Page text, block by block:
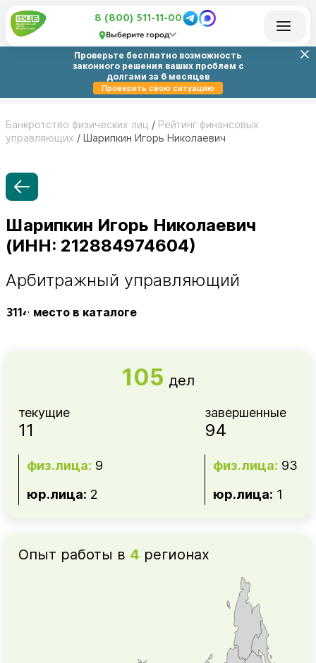
8 (800) 511-11-00
Выберите город
Проверьте бесплатно возможность
законного решения ваших проблем с
долгами за 6 месяцев
Проверить свою ситуацию
Банкротство физических лиц / Рейтинг финансовых
управляющих / Шарипкин Игорь Николаевич
Шарипкин Игорь Николаевич
(ИНН: 212884974604)
Арбитражный управляющий
3114 место в каталоге
105 дел
текущие
11
физ.лица: 9
юр.лица: 2
завершенные
94
физ.лица: 93
юр.лица: 1
Опыт работы в 4 регионах